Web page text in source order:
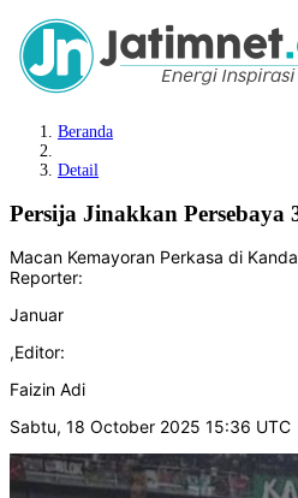
Beranda
Detail
Persija Jinakkan Persebaya
Macan Kemayoran Perkasa di
Reporter:
Januar
,Editor:
Faizin Adi
Sabtu, 18 October 2025 15:36 UTC